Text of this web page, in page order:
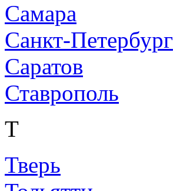
Самара
Санкт-Петербург
Саратов
Ставрополь
Т
Тверь